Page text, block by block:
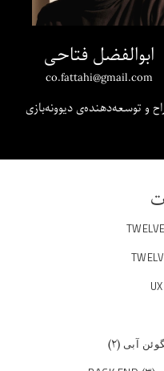
ابوالفضل فتاحی
co.fattahi@gmail.com
و توسعه‌دهنده‌ی دیوونه‌بازی
آبی (۲)